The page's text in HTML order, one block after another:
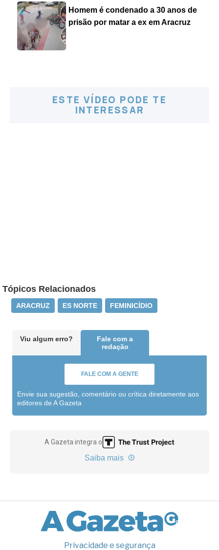
Homem é condenado a 30 anos de
prisão por matar a ex em Aracruz
ESTE VÍDEO PODE TE
INTERESSAR
Tópicos Relacionados
ARACRUZ ES NORTE FEMINICÍDIO
Viu algum erro?
Fale com a
redação
FALE COM A GENTE
Envie sua sugestão, comentário ou crítica diretamente aos
editores de A Gazeta
A Gazeta integra o
Saiba mais
Privacidade e segurança